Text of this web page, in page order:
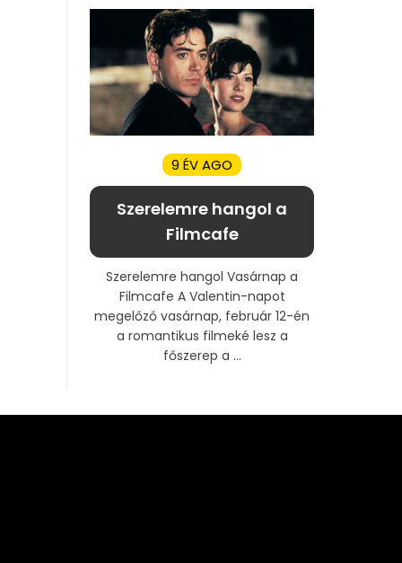
9 ÉV AGO
Szerelemre hangol a
Filmcafe
Szerelemre hangol Vasárnap a
Filmcafe A Valentin-napot
megelőző vasárnap, február 12-én
a romantikus filmeké lesz a
főszerep a ...